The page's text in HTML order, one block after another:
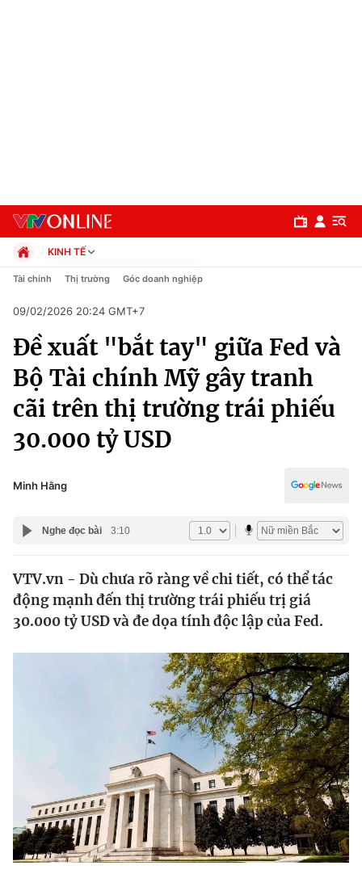
Chuyên mục
Chính trị
Xã hội
Tin tức
Thế giới đó đây
Câu chuyện quốc tế
Kinh tế
Tài chính
Khán giả
Giải sao mai
Âm nhạc
Sao
Du lịch
Làm đẹp
Giáo dục
KINH TẾ
Chính trị
Pháp luật
Kinh tế
Thể thao
Truyền hình
Văn hóa - Giải trí
Đời sống
Giáo dục
Tài chính Thị trường Góc doanh nghiệp
09/02/2026 20:24 GMT+7
Đề xuất "bắt tay" giữa Fed và
Bộ Tài chính Mỹ gây tranh
cãi trên thị trường trái phiếu
30.000 tỷ USD
Minh Hằng
Nghe đọc bài 3:10
VTV.vn - Dù chưa rõ ràng về chi tiết, có thể tác
động mạnh đến thị trường trái phiếu trị giá
30.000 tỷ USD và đe dọa tính độc lập của Fed.